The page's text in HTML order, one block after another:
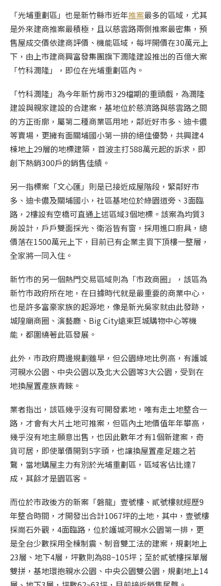
「光埔重劃區」也是新竹縣市近年推案最多的區域，尤其
是外來建商推案最積極，且以慈雲路兩側推案最密集，預
售屋成交價依建商評價、機能區域，每坪開價在30萬元上
下，由上市建商興富發集團旗下潤隆建設推出的百億大案
「竹科潤隆」，即位在光埔重劃區內。
「竹科潤隆」為今年新竹房市329檔期的重頭戲，為潤隆
建設與親家建設的合建案，基地位於慈濟路與慈雲路之間
的方正街廓，屬第二種商業區用地，鄰近好市多、迪卡儂
等賣場，更擁有面關埔國小第一排的絕佳優勢，共興建4
棟地上29層的地標建築，首波主打588萬元起的訴求，即
創下熱銷300戶的銷售佳績。
另一指標案「文心匯」則是已接近成屋階段，緊鄰好市
多、迪卡儂及關埔國小，社區基地位於綠園道旁、3面臨
路，2樓設有空橋可直通上述區域3個地標。該案為均質3
房設計，戶戶雙面採光、衛浴皆有窗，採用進口廚具，總
價落在1500萬元上下，目前已有企業主買下頂樓一整層，
全家將一同入住。
新竹市的另一個熱門交易區域則為「市政商圈」，該區為
新竹市政府所在地，在日據時代就是最重要的商業中心，
也是許多富豪家族的起源地，像是新光吳家就由此發跡，
城隍廟商圈、演藝廳、Big City遠東巨城購物中心等機
能，都圍繞著此區發展。
此外，市政府周邊規劃雖早，但公園綠地比例高，有護城
河親水公園、中央公園以及北大公園等3大公園，受到在
地換屋置產族青睞。
業者指出，該區幾乎沒有可開發素地，唯有走土地整合一
路，才會有大片土地可推案 ，但區內土地價值年年攀高，
幾乎沒有地主願意出售，也因此數年才有1個新建案，奇
貨可居，即使單價開到5字頭，也讓換屋置產足趨之若
鶩，當地購屋主力有別於光埔重劃區，區域客佔比達7
成，其餘才是園區客。
而位於市政後方的新案「磐龍」壹號樓、貳號樓就經歷9
年整合時間，才開發出合計1067坪的土地，其中，壹號樓
採崗石外觀，4面臨路，位於護城河親水公園第一排，更
是全台少數採用全棟制震、制音雙工法的建案，規劃地上
23層、地下4層，坪數則為88~105坪；至於貳號樓採單層
雙拼，基地環抱親水公園、中央公園雙公園，規劃地上14